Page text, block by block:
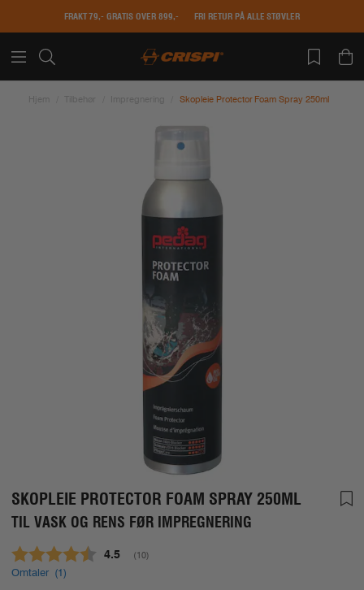
FRAKT 79,- GRATIS OVER 899,- FRI RETUR PÅ ALLE STØVLER
Hjem Tilbehør Impregnering Skopleie Protector Foam Spray 250ml
SKOPLEIE PROTECTOR FOAM SPRAY 250ML
TIL VASK OG RENS FØR IMPREGNERING
Gjennomsnittskarakter:
4.5 (stemmer:
10)
Omtaler (1)